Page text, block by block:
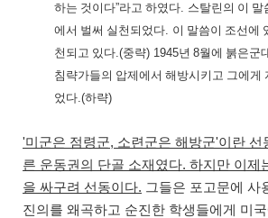
하는 것이다”라고 하였다. 스탈린의 이 말
에서 벌써 실천되었다. 이 말씀이 조선에
천되고 있다.(중략) 1945년8월에 붉은군
침략가들의 압제에서 해방시키고 그에게
었다.(하략)
'미군은 점령군, 소련군은 해방군'이란 선
른 운동권의 단골 소재였다. 하지만 이제
을 싸구려 선동이다. 그들은 포고문에 사
진의를 왜곡하고 순진한 학생들에게 미